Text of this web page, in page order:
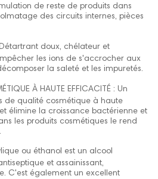
de reste de produits dans
des circuits internes, pièces
Détartrant doux, chélateur et
les ions de s'accrocher aux
la saleté et les impuretés.
À HAUTE EFFICACITÉ : Un
de qualité cosmétique à haute
élimine la croissance bactérienne et
les produits cosmétiques le rend
ou éthanol est un alcool
et assainissant,
C'est également un excellent